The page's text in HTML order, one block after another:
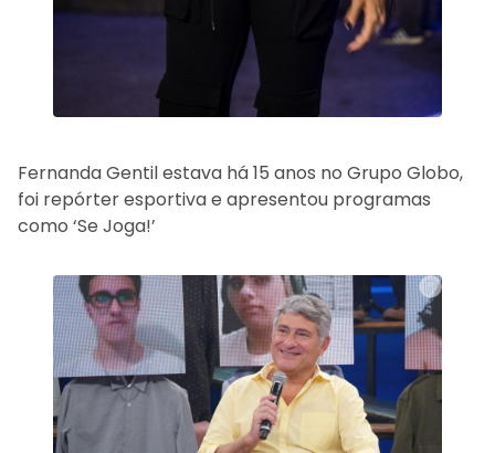
Fernanda Gentil estava há 15 anos no Grupo Globo,
foi repórter esportiva e apresentou programas
como ‘Se Joga!’